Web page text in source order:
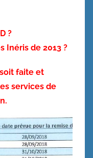
?
Inéris de 2013 ?
faite et
services de